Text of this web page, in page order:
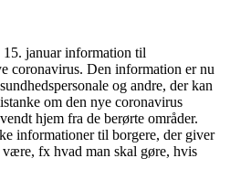
15. januar information til
coronavirus. Den information er nu
og andre, der kan
om den nye coronavirus
hjem fra de berørte områder.
informationer til borgere, der giver
være, fx hvad man skal gøre, hvis